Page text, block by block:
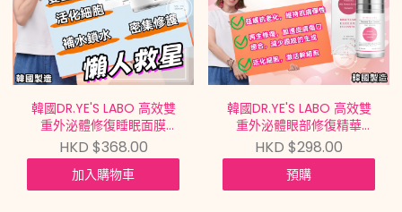
韓國DR.YE'S LABO 高效雙
重外泌體修復睡眠面膜
PDRN EXOSOME SLEEPING
MASK 100ML【買滿$699
包郵 | 7/8截單 | 預計9月中
到貨 |
HKD $368.00
加入購物車
韓國DR.YE'S LABO 高效雙
重外泌體眼部修復精華
PDRN EXOSOME EYE
ESSENCE 50ML【買滿
$699包郵 | 7/8截單 | 預計
9月中到貨 |
HKD $298.00
預購